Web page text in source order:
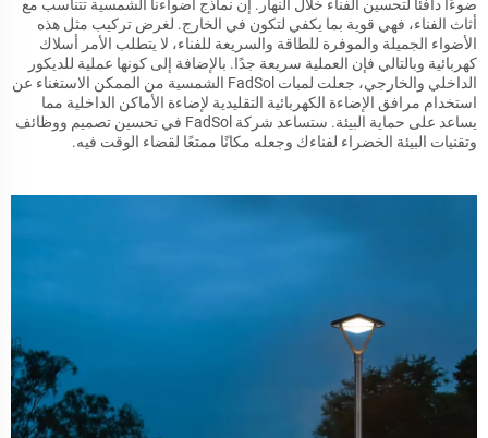
ضوءًا دافئًا لتحسين الفناء خلال النهار. إن نماذج أضواءنا الشمسية تتناسب مع
أثاث الفناء، فهي قوية بما يكفي لتكون في الخارج. لغرض تركيب مثل هذه
الأضواء الجميلة والموفرة للطاقة والسريعة للفناء، لا يتطلب الأمر أسلاك
كهربائية وبالتالي فإن العملية سريعة جدًا. بالإضافة إلى كونها عملية للديكور
الداخلي والخارجي، جعلت لمبات FadSol الشمسية من الممكن الاستغناء عن
استخدام مرافق الإضاءة الكهربائية التقليدية لإضاءة الأماكن الداخلية مما
يساعد على حماية البيئة. ستساعد شركة FadSol في تحسين تصميم ووظائف
وتقنيات البيئة الخضراء لفناءك وجعله مكانًا ممتعًا لقضاء الوقت فيه.